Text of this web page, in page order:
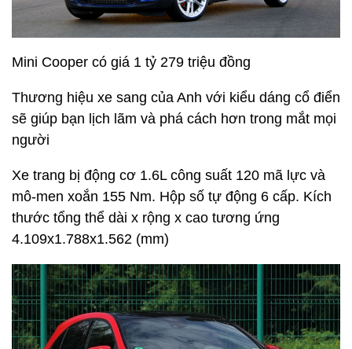
3.950x1.740x1.499 (mm)
Mini Cooper có giá 1 tỷ 279 triệu đồng
Thương hiệu xe sang của Anh với kiểu dáng cổ điển
sẽ giúp bạn lịch lãm và phá cách hơn trong mắt mọi